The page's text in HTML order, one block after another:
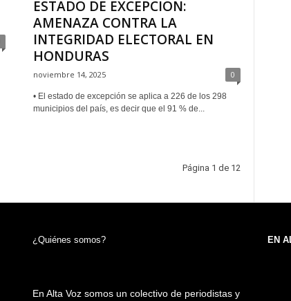
ESTADO DE EXCEPCIÓN:
AMENAZA CONTRA LA
INTEGRIDAD ELECTORAL EN
HONDURAS
noviembre 14, 2025 0
• El estado de excepción se aplica a 226 de los 298
municipios del país, es decir que el 91 % de...
Página 1 de 12
¿Quiénes somos?
En Alta Voz somos un colectivo de periodistas y
EN